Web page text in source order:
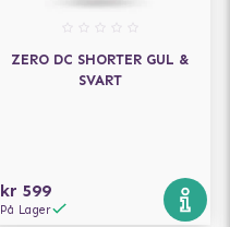
ZERO DC SHORTER GUL &
SVART
kr 599
På Lager